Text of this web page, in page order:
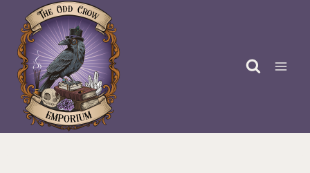
Doorgaan
naar
inhoud